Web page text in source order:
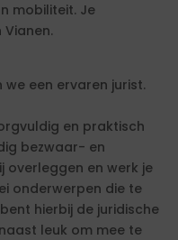
mobiliteit. Je
een ervaren jurist.
en praktisch
bezwaar- en
overleggen en werk je
onderwerpen die te
hierbij de juridische
leuk om mee te